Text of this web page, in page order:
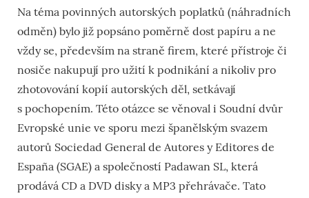
Na téma povinných autorských poplatků (náhradních
odměn) bylo již popsáno poměrně dost papíru a ne
vždy se, především na straně firem, které přístroje či
nosiče nakupují pro užití k podnikání a nikoliv pro
zhotovování kopií autorských děl, setkávají
s pochopením. Této otázce se věnoval i Soudní dvůr
Evropské unie ve sporu mezi španělským svazem
autorů Sociedad General de Autores y Editores de
España (SGAE) a společností Padawan SL, která
prodává CD a DVD disky a MP3 přehrávače. Tato